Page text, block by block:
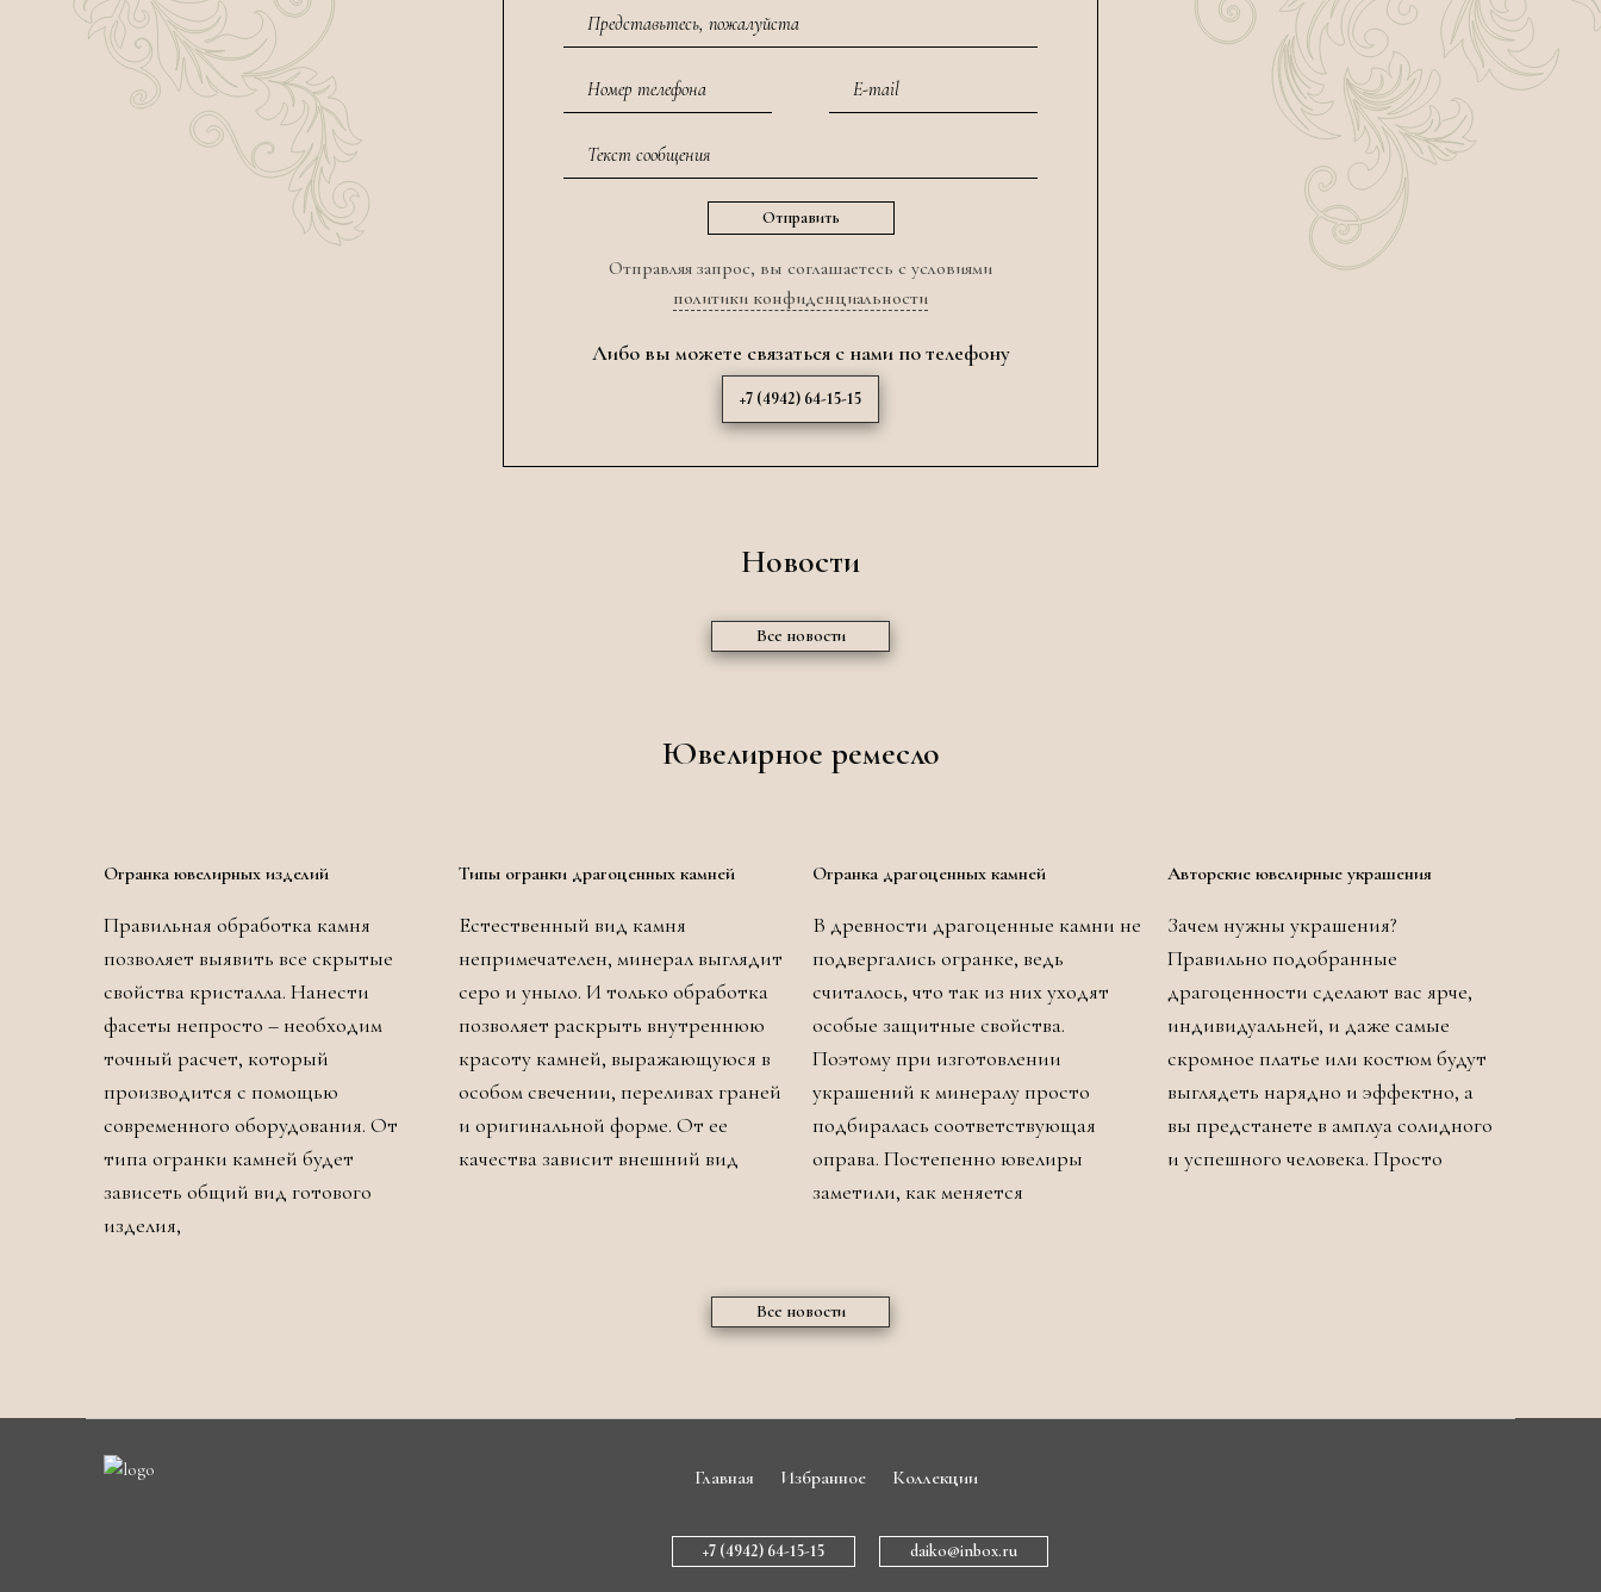
Отправляя запрос, вы соглашаетесь с условиями
политики конфиденциальности
Либо вы можете связаться с нами по телефону
+7 (4942) 64-15-15
Новости
Все новости
Ювелирное ремесло
Огранка ювелирных изделий
Правильная обработка камня
позволяет выявить все скрытые
свойства кристалла. Нанести
фасеты непросто – необходим
точный расчет, который
производится с помощью
современного оборудования. От
типа огранки камней будет
зависеть общий вид готового
изделия,
Типы огранки драгоценных камней
Естественный вид камня
непримечателен, минерал выглядит
серо и уныло. И только обработка
позволяет раскрыть внутреннюю
красоту камней, выражающуюся в
особом свечении, переливах граней
и оригинальной форме. От ее
качества зависит внешний вид
Огранка драгоценных камней
В древности драгоценные камни не
подвергались огранке, ведь
считалось, что так из них уходят
особые защитные свойства.
Поэтому при изготовлении
украшений к минералу просто
подбиралась соответствующая
оправа. Постепенно ювелиры
заметили, как меняется
Авторские ювелирные украшения
Зачем нужны украшения?
Правильно подобранные
драгоценности сделают вас ярче,
индивидуальней, и даже самые
скромное платье или костюм будут
выглядеть нарядно и эффектно, а
вы предстанете в амплуа солидного
и успешного человека. Просто
Все новости
Главная Избранное Коллекции
+7 (4942) 64-15-15 daiko@inbox.ru